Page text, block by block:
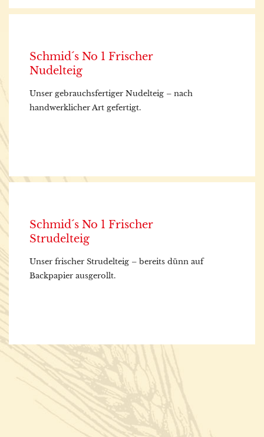
Schmid´s No 1 Frischer
Nudelteig
Unser gebrauchsfertiger Nudelteig – nach
handwerklicher Art gefertigt.
Schmid´s No 1 Frischer
Strudelteig
Unser frischer Strudelteig – bereits dünn auf
Backpapier ausgerollt.